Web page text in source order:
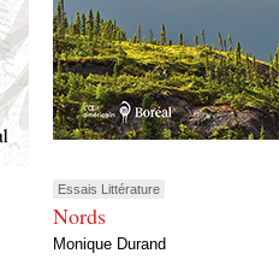
Essais Littérature
Nords
Monique Durand